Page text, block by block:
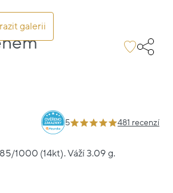
galerii
5 481 recenzí
1000 (14kt). Váží 3.09 g.